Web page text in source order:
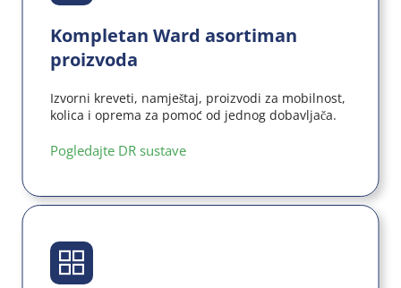
Kompletan Ward asortiman
proizvoda
Izvorni kreveti, namještaj, proizvodi za mobilnost,
kolica i oprema za pomoć od jednog dobavljača.
Pogledajte DR sustave